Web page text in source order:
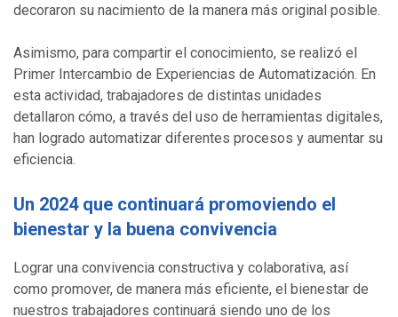
decoraron su nacimiento de la manera más original posible.
Asimismo, para compartir el conocimiento, se realizó el
Primer Intercambio de Experiencias de Automatización. En
esta actividad, trabajadores de distintas unidades
detallaron cómo, a través del uso de herramientas digitales,
han logrado automatizar diferentes procesos y aumentar su
eficiencia.
Un 2024 que continuará promoviendo el
bienestar y la buena convivencia
Lograr una convivencia constructiva y colaborativa, así
como promover, de manera más eficiente, el bienestar de
nuestros trabajadores continuará siendo uno de los